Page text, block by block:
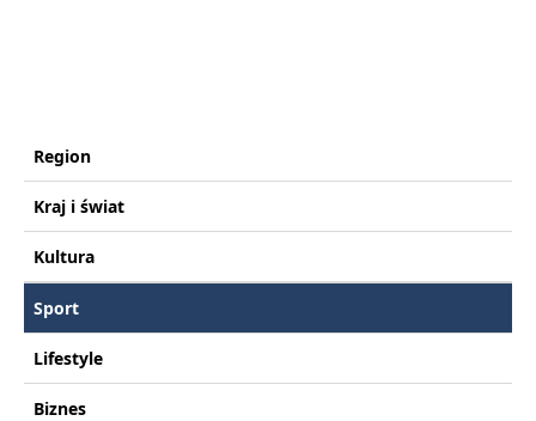
Region
Kraj i świat
Kultura
Sport
Lifestyle
Biznes